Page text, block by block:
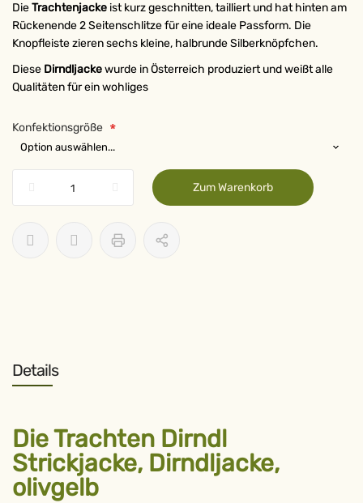
DieTrachtenjacke ist kurz geschnitten, tailliert und hat hinten am
Rückenende 2 Seitenschlitze für eine ideale Passform. Die
Knopfleiste zieren sechs kleine, halbrunde Silberknöpfchen.
Diese Dirndljackewurde in Österreich produziert und weißt alle
Qualitäten für ein wohliges
Konfektionsgröße
Zum Warenkorb
Details
Die Trachten Dirndl
Strickjacke, Dirndljacke,
olivgelb